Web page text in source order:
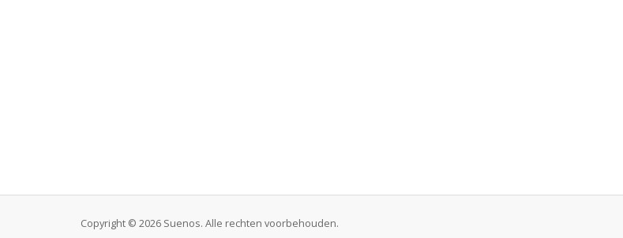
Copyright © 2026 Suenos. Alle rechten voorbehouden.